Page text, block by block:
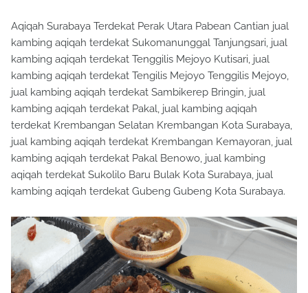
Aqiqah Surabaya Terdekat Perak Utara Pabean Cantian jual
kambing aqiqah terdekat Sukomanunggal Tanjungsari, jual
kambing aqiqah terdekat Tenggilis Mejoyo Kutisari, jual
kambing aqiqah terdekat Tengilis Mejoyo Tenggilis Mejoyo,
jual kambing aqiqah terdekat Sambikerep Bringin, jual
kambing aqiqah terdekat Pakal, jual kambing aqiqah
terdekat Krembangan Selatan Krembangan Kota Surabaya,
jual kambing aqiqah terdekat Krembangan Kemayoran, jual
kambing aqiqah terdekat Pakal Benowo, jual kambing
aqiqah terdekat Sukolilo Baru Bulak Kota Surabaya, jual
kambing aqiqah terdekat Gubeng Gubeng Kota Surabaya.